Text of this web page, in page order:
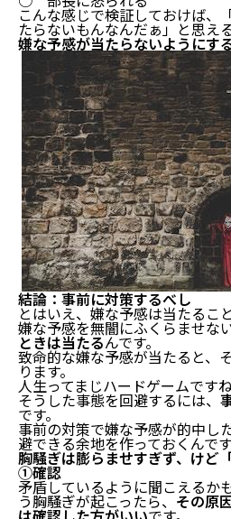
こんな感じで検証しておけば、
たらないもんなんだぁ」と思え
嫌な予感が当たらないようにす
結論：事前に対策するべし
とはいえ、嫌な予感は当たるこ
嫌な予感を無闇にふくらませな
ときは当たるんです。
致命的な嫌な予感が当たると、
ります。
人生ってまじハードゲームです
そうした事態を回避するには、
です。
事前の対策で嫌な予感が的中し
避できる余地を作っておくんで
胸騒ぎは膨らませすぎず、けど
①確認
矛盾しているように聞こえるか
う胸騒ぎが起こったら、 その原